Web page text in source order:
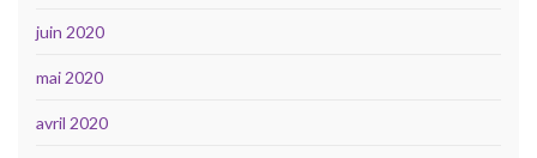
juin 2020
mai 2020
avril 2020